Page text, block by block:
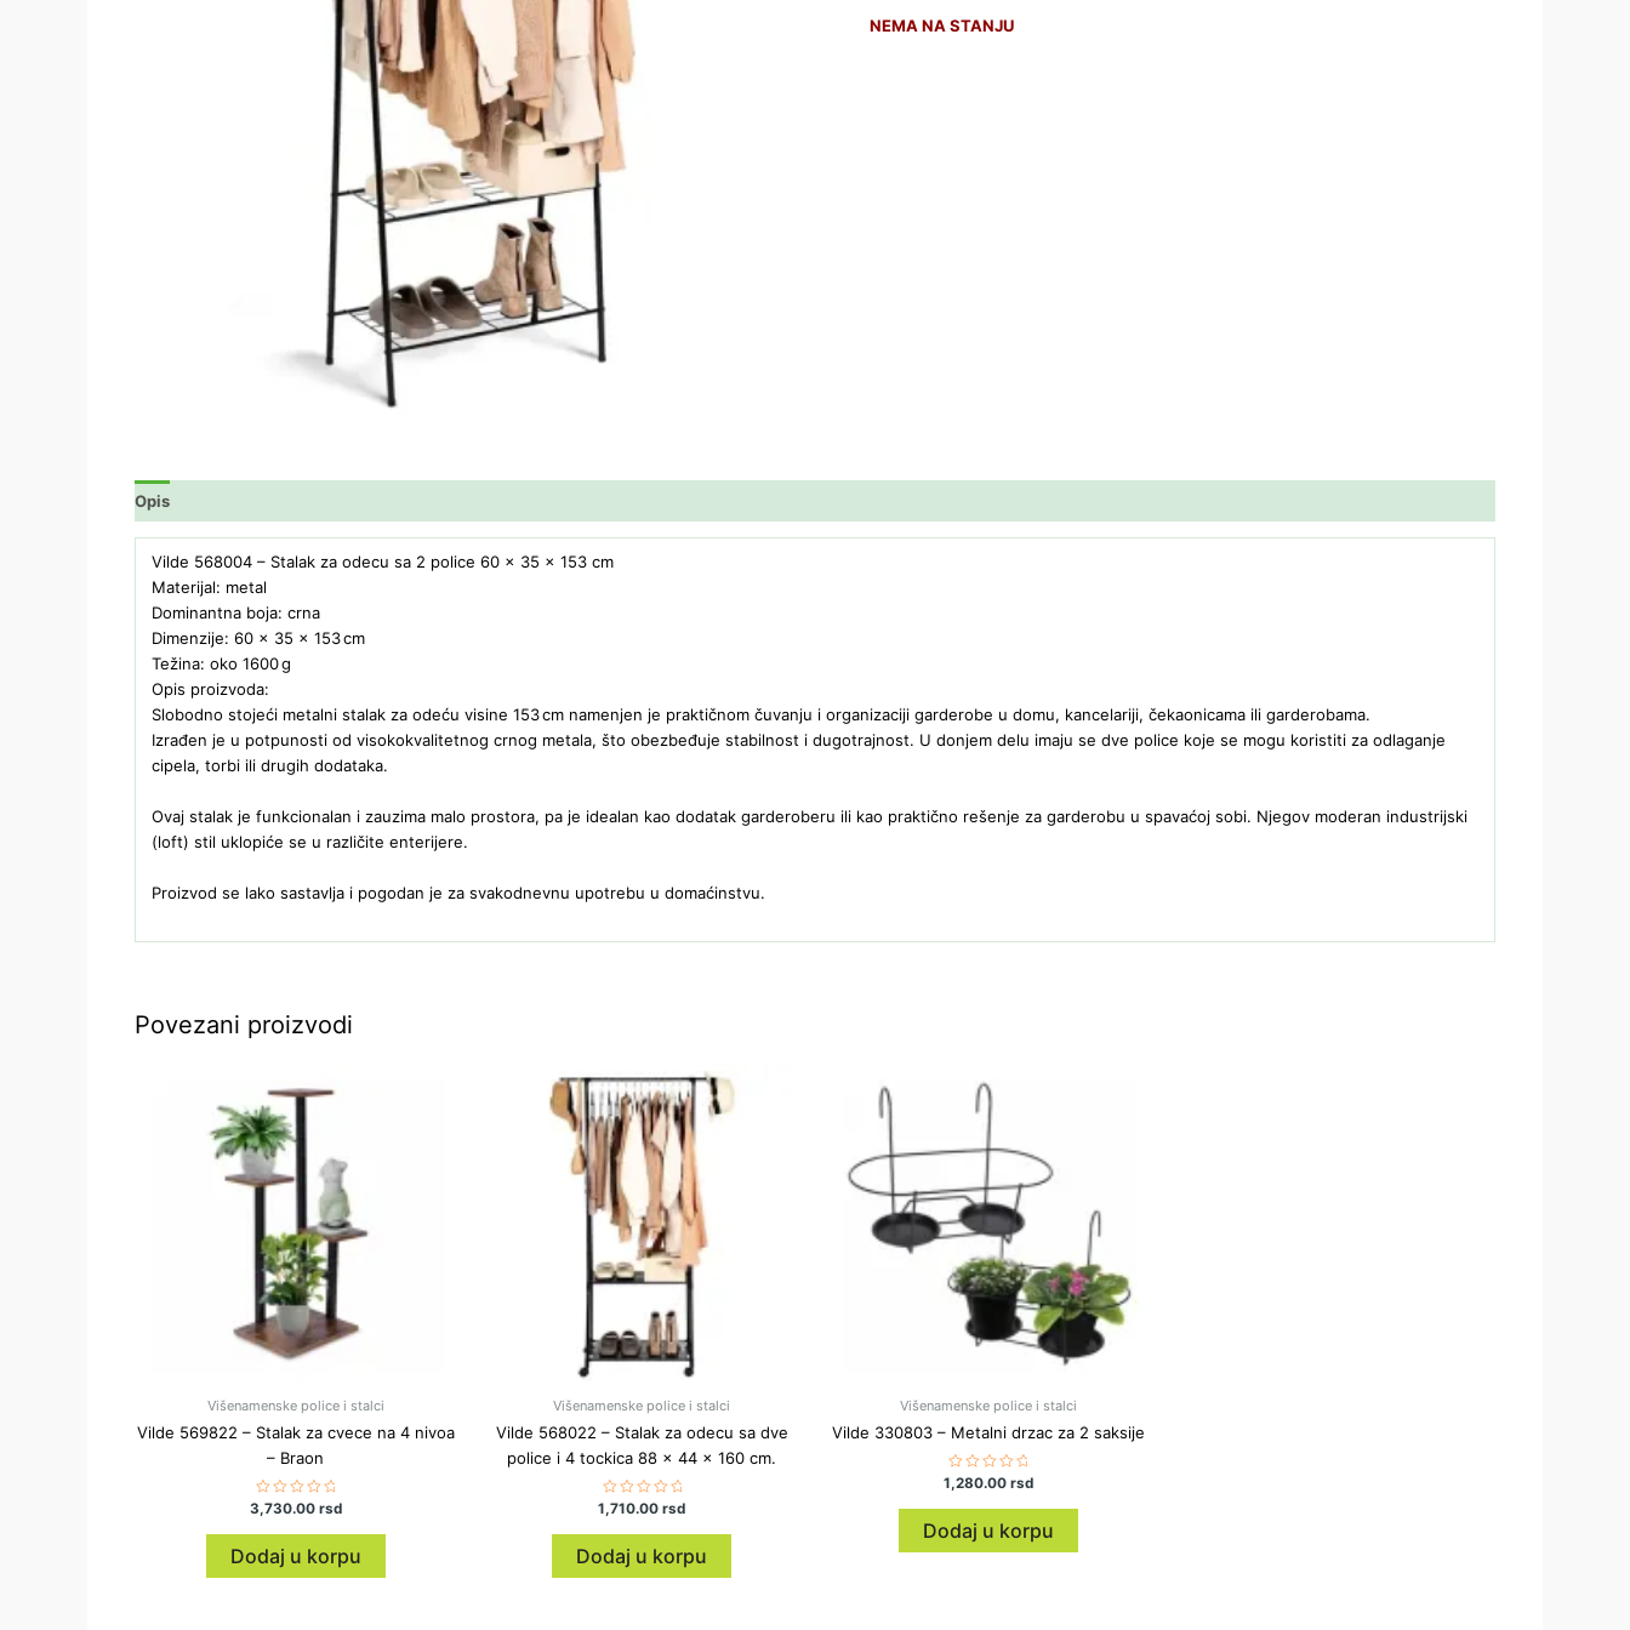
NEMA NA STANJU
Opis
Vilde 568004 – Stalak za odecu sa 2 police 60 x 35 x 153 cm
Materijal: metal
Dominantna boja: crna
Dimenzije: 60 × 35 × 153 cm
Težina: oko 1600 g
Opis proizvoda:
Slobodno stojeći metalni stalak za odeću visine 153 cm namenjen je praktičnom čuvanju i organizaciji garderobe u domu, kancelariji, čekaonicama ili garderobama.
Izrađen je u potpunosti od visokokvalitetnog crnog metala, što obezbeđuje stabilnost i dugotrajnost. U donjem delu imaju se dve police koje se mogu koristiti za odlaganje
cipela, torbi ili drugih dodataka.
Ovaj stalak je funkcionalan i zauzima malo prostora, pa je idealan kao dodatak garderoberu ili kao praktično rešenje za garderobu u spavaćoj sobi. Njegov moderan industrijski
(loft) stil uklopiće se u različite enterijere.
Proizvod se lako sastavlja i pogodan je za svakodnevnu upotrebu u domaćinstvu.
Povezani proizvodi
Višenamenske police i stalci
Vilde 569822 – Stalak za cvece na 4 nivoa
– Braon
Ocenjeno
sa
0
od
5
3,730.00 rsd
Dodaj u korpu
Višenamenske police i stalci
Vilde 568022 – Stalak za odecu sa dve
police i 4 tockica 88 x 44 x 160 cm.
Ocenjeno
sa
0
od
5
1,710.00rsd
Dodaj u korpu
Višenamenske police i stalci
Vilde 330803 – Metalni drzac za 2 saksije
Ocenjeno
sa
0
od
5
1,280.00 rsd
Dodaj u korpu